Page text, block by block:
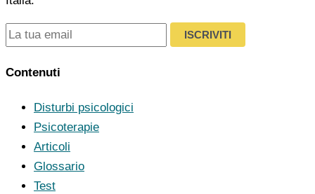
ISCRIVITI
Contenuti
Disturbi psicologici
Psicoterapie
Articoli
Glossario
Test